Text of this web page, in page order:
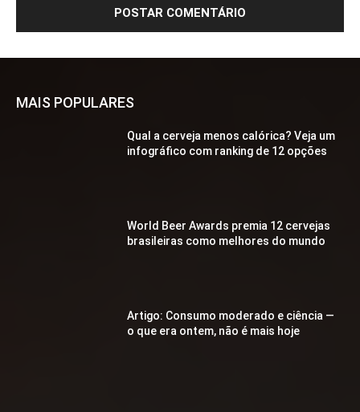
MAIS POPULARES
Qual a cerveja menos calórica? Veja um
infográfico com ranking de 12 opções
World Beer Awards premia 12 cervejas
brasileiras como melhores do mundo
Artigo: Consumo moderado e ciência —
o que era ontem, não é mais hoje